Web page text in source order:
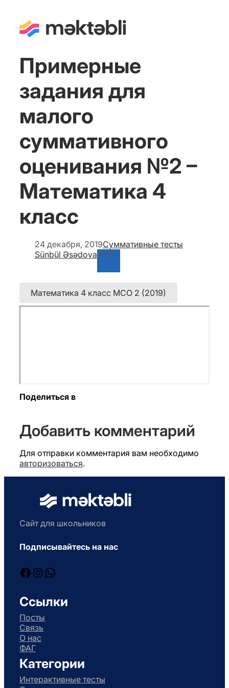
Примерные
задания для
малого
суммативного
оценивания №2 –
Математика 4
класс
24 декабря, 2019Суммативные тесты
Sünbül ƏsədovaPrint
Математика 4 класс МСО 2 (2019)
Поделиться в
Добавить комментарий
Для отправки комментария вам необходимо
авторизоваться.
Сайт для школьников
Подписывайтесь на нас
Facebook
Instagram
WhatsApp
Ссылки
Посты
Связь
О нас
ФАГ
Категории
Интерактивные тесты